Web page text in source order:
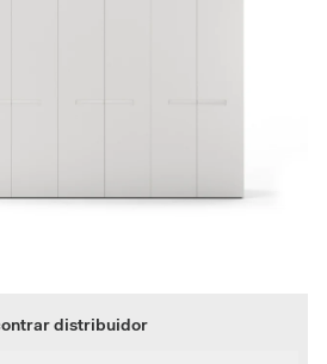
distribuidor